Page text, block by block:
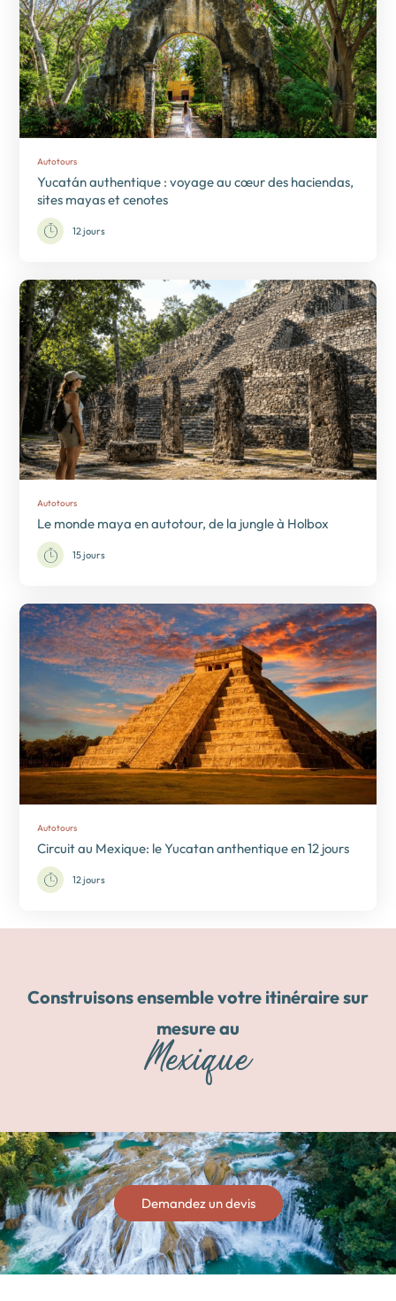
Autotours
Yucatán authentique : voyage au cœur des haciendas,
sites mayas et cenotes
12 jours
Autotours
Le monde maya en autotour, de la jungle à Holbox
15 jours
Autotours
Circuit au Mexique: le Yucatan anthentique en 12 jours
12 jours
Construisons ensemble votre itinéraire sur
mesure au
Mexique
Demandez un devis